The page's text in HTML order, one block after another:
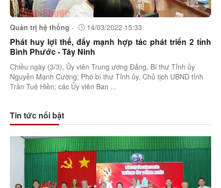
Quản trị hệ thống - 14/03/2022 15:33
Phát huy lợi thế, đẩy mạnh hợp tác phát triển 2 tỉnh
Bình Phước - Tây Ninh
Chiều ngày (3/3), Ủy viên Trung ương Đảng, Bí thư Tỉnh ủy
Nguyễn Mạnh Cường; Phó bí thư Tỉnh ủy, Chủ tịch UBND tỉnh
Trần Tuệ Hiền; các Ủy viên Ban ...
Tin tức nổi bật